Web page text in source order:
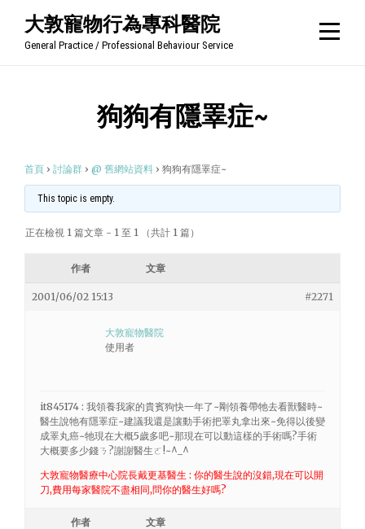
大敦寵物行為專科醫院
General Practice / Professional Behaviour Service
狗狗有隱睪症~
首頁 › 討論群 › @ 舊網站資料 › 狗狗有隱睪症~
This topic is empty.
正在檢視 1 篇文章 - 1 至 1 （共計 1 篇）
作者 文章
2001/06/02 15:13 #2271
大敦寵物醫院
使用者
it845174 : 我領養我家的貴賓狗快一年了~剛領養帶牠去看獸醫時~
醫生說牠有隱睪症~建議我還是讓動手術把睪丸拿出來~免得以後變
成睪丸癌~牠現在大概5歲多吧~那現在可以動這樣的手術嗎?手術
大概要多少錢ㄋ?謝謝醫生ㄛ!~^_^
大敦寵物醫療中心院長戴更基醫生 : 你的醫生說的沒錯,現在可以開
刀,費用每家醫院不盡相同,問你的醫生好嗎?
作者 文章